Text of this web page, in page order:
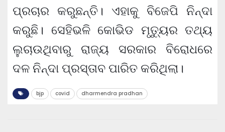
ପ୍ରଚାର କରୁଛନ୍ତି। ଏହାକୁ ବିଜେପି ନିନ୍ଦା
କରୁଛି। ସେହିଭଳି କୋଭିଡ ମୃତ୍ୟୁର ତଥ୍ୟ
ଲୁଚାଉଥିବାରୁ ରାଜ୍ୟ ସରକାର ବିରୋଧରେ
ଦଳ ନିନ୍ଦା ପ୍ରସ୍ତାବ ପାରିତ କରିଥିଲା।
bjp covid dharmendra pradhan